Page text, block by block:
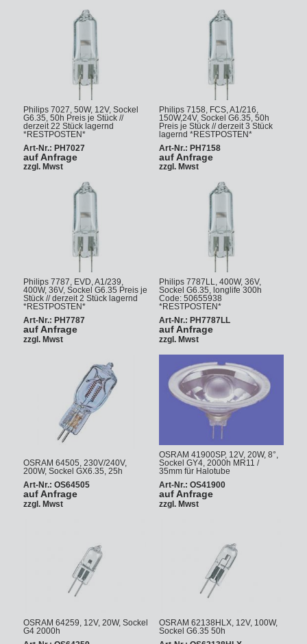
Philips 7027, 50W, 12V, Sockel
G6.35, 50h Preis je Stück //
derzeit 22 Stück lagernd
*RESTPOSTEN*
Art-Nr.: PH7027
auf Anfrage
zzgl. Mwst
Philips 7158, FCS, A1/216,
150W,24V, Sockel G6.35, 50h
Preis je Stück // derzeit 3 Stück
lagernd *RESTPOSTEN*
Art-Nr.: PH7158
auf Anfrage
zzgl. Mwst
Philips 7787, EVD, A1/239,
400W, 36V, Sockel G6.35 Preis je
Stück // derzeit 2 Stück lagernd
*RESTPOSTEN*
Art-Nr.: PH7787
auf Anfrage
zzgl. Mwst
Philips 7787LL, 400W, 36V,
Sockel G6.35, longlife 300h
Code: 50655938
*RESTPOSTEN*
Art-Nr.: PH7787LL
auf Anfrage
zzgl. Mwst
OSRAM 64505, 230V/240V,
200W, Sockel GX6.35, 25h
Art-Nr.: OS64505
auf Anfrage
zzgl. Mwst
OSRAM 41900SP, 12V, 20W, 8°,
Sockel GY4, 2000h MR11 /
35mm für Halotube
Art-Nr.: OS41900
auf Anfrage
zzgl. Mwst
OSRAM 64259, 12V, 20W, Sockel
G4 2000h
OSRAM 62138HLX, 12V, 100W,
Sockel G6.35 50h